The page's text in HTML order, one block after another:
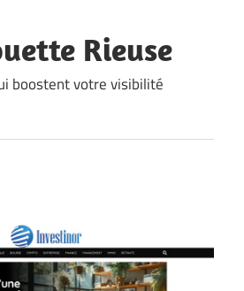
Rieuse
boostent votre visibilité